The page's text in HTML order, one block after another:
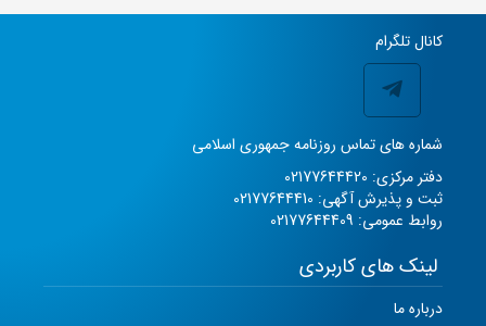
کانال تلگرام
شماره های تماس روزنامه جمهوری اسلامی
دفتر مرکزی: 02177644420
ثبت و پذیرش آگهی: 02177644410
روابط عمومی: 02177644409
لینک های کاربردی
درباره ما